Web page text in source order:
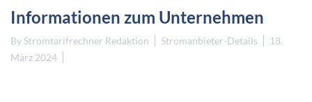
Informationen zum Unternehmen
By Stromtarifrechner Redaktion Stromanbieter-Details
18.
März 2024